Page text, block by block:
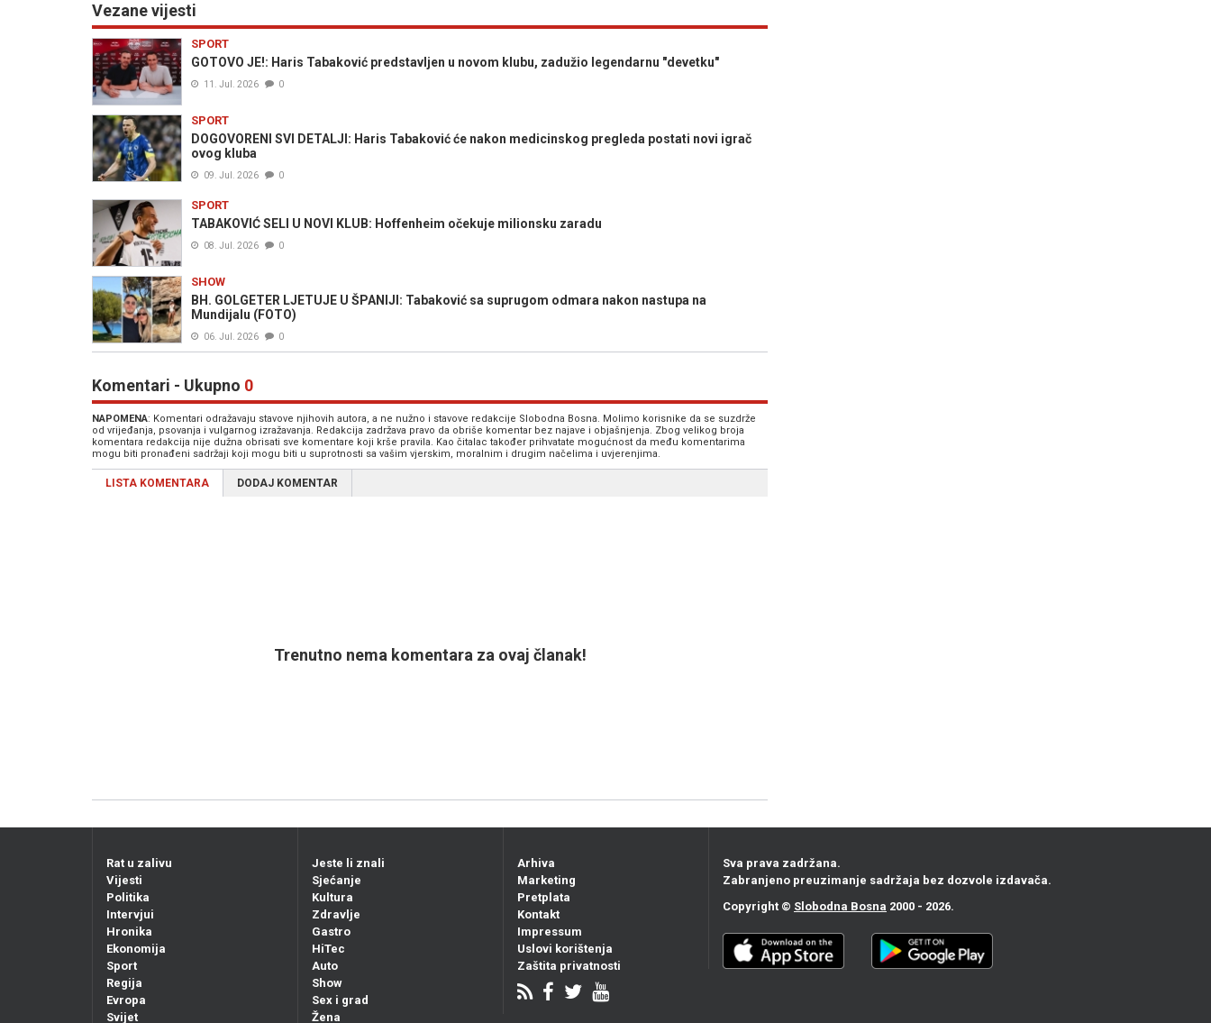
Vezane vijesti
SPORT
GOTOVO JE!: Haris Tabaković predstavljen u novom klubu, zadužio legendarnu "devetku"
11. Jul. 2026 0
SPORT
DOGOVORENI SVI DETALJI: Haris Tabaković će nakon medicinskog pregleda postati novi igrač
ovog kluba
09. Jul. 2026 0
SPORT
TABAKOVIĆ SELI U NOVI KLUB: Hoffenheim očekuje milionsku zaradu
08. Jul. 2026 0
SHOW
BH. GOLGETER LJETUJE U ŠPANIJI: Tabaković sa suprugom odmara nakon nastupa na
Mundijalu (FOTO)
06. Jul. 2026 0
Komentari - Ukupno 0
NAPOMENA: Komentari odražavaju stavove njihovih autora, a ne nužno i stavove redakcije Slobodna Bosna. Molimo korisnike da se suzdrže
od vrijeđanja, psovanja i vulgarnog izražavanja. Redakcija zadržava pravo da obriše komentar bez najave i objašnjenja. Zbog velikog broja
komentara redakcija nije dužna obrisati sve komentare koji krše pravila. Kao čitalac također prihvatate mogućnost da među komentarima
mogu biti pronađeni sadržaji koji mogu biti u suprotnosti sa vašim vjerskim, moralnim i drugim načelima i uvjerenjima.
LISTA KOMENTARA DODAJ KOMENTAR
Trenutno nema komentara za ovaj članak!
Rat u zalivu
Vijesti
Politika
Intervjui
Hronika
Ekonomija
Sport
Regija
Evropa
Svijet
Jeste li znali
Sjećanje
Kultura
Zdravlje
Gastro
HiTec
Auto
Show
Sex i grad
Žena
Arhiva
Marketing
Pretplata
Kontakt
Impressum
Uslovi korištenja
Zaštita privatnosti
Sva prava zadržana.
Zabranjeno preuzimanje sadržaja bez dozvole izdavača.
Copyright © Slobodna Bosna 2000 - 2026.